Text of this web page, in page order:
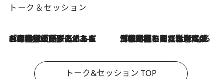
トーク＆セッション
2026.8.3
「今後値上げがあるとすれば…」「リスクがあるのは今年の冬」エネルギー専門家が語る、ホルムズ海峡封鎖が家庭にもたらす“ある心配” 2026.8.3
「住宅建てられない…」「サーチャージ料の高値が続いている」ホルムズ海峡封鎖による影響はいつまで続く？《エネルギー専門家に聞く“どうなる日本の暮らし”》
トーク&セッション TOP